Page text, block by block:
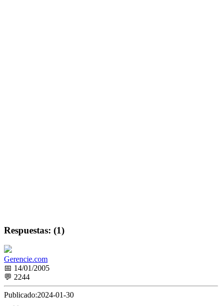
Respuestas: (1)
Gerencie.com
📅 14/01/2005
💬 2244
Publicado:2024-01-30